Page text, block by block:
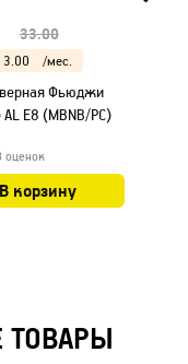
33.00
3.00 /мес.
Фьюджи
E8 (MBNB/PC)
оценок
В корзину